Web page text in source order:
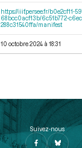
https://iiif.persee.fr/b0e2cf11-
68bcc0acf13b/6c51b772-
288c31540ffa/manifest
10 octobre 2024 à 18:31
Suivez-nous